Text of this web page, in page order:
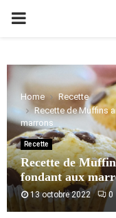
PRIMARY
Home
Recette
Recette de Muffins
marrons
Recette
Recette de
fondant aux
13 octobre 2022 0